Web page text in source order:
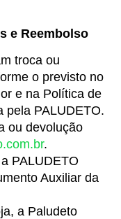
e Reembolso
troca ou
o previsto no
e na Política de
pela PALUDETO.
ou devolução
.
PALUDETO
Auxiliar da
a Paludeto